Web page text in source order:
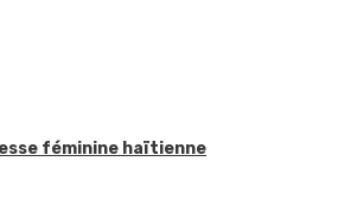
féminine haïtienne